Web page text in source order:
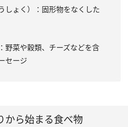
しょく）：固形物をなくした
野菜や穀類、チーズなどを含
セージ
から始まる食べ物